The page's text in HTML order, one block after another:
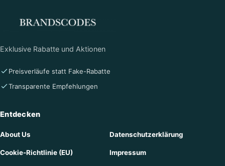
Exklusive Rabatte und Aktionen
Preisverläufe statt Fake-Rabatte
Transparente Empfehlungen
Entdecken
About Us Datenschutzerklärung
Cookie-Richtlinie (EU) Impressum